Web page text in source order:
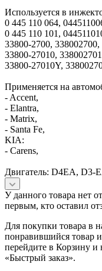
Используется в
0 445 110 064,
0 445 110 101,
33800-2700, 338002700,
33800-27010,
33800-27010Y,
Применяется на
- Accent,
- Elantra,
- Matrix,
- Santa Fe,
KIA:
- Carens,
Двигатель: D4EA, D3-
У данного товара нет
первым, кто оставил
Для покупки товара в
понравившийся товар и
перейдите в Корзину
«Быстрый заказ».